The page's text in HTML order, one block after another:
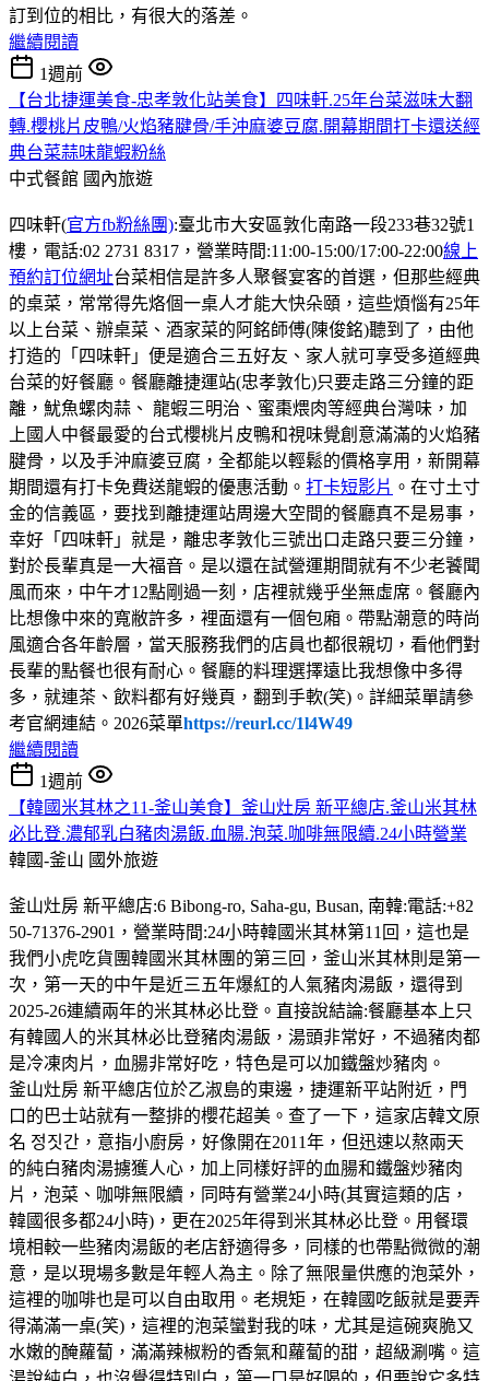
訂到位的相比，有很大的落差。
繼續閱讀
1週前
【台北捷運美食-忠孝敦化站美食】四味軒.25年台菜滋味大翻
轉.櫻桃片皮鴨/火焰豬腱骨/手沖麻婆豆腐.開幕期間打卡還送經
典台菜蒜味龍蝦粉絲
中式餐館 國內旅遊
四味軒(官方fb粉絲團):臺北市大安區敦化南路一段233巷32號1
樓，電話:02 2731 8317，營業時間:11:00-15:00/17:00-22:00線上
預約訂位網址台菜相信是許多人聚餐宴客的首選，但那些經典
的桌菜，常常得先烙個一桌人才能大快朵頤，這些煩惱有25年
以上台菜、辦桌菜、酒家菜的阿銘師傅(陳俊銘)聽到了，由他
打造的「四味軒」便是適合三五好友、家人就可享受多道經典
台菜的好餐廳。餐廳離捷運站(忠孝敦化)只要走路三分鐘的距
離，魷魚螺肉蒜、 龍蝦三明治、蜜棗煨肉等經典台灣味，加
上國人中餐最愛的台式櫻桃片皮鴨和視味覺創意滿滿的火焰豬
腱骨，以及手沖麻婆豆腐，全都能以輕鬆的價格享用，新開幕
期間還有打卡免費送龍蝦的優惠活動。 打卡短影片 。在寸土寸
金的信義區，要找到離捷運站周邊大空間的餐廳真不是易事，
幸好「四味軒」就是，離忠孝敦化三號出口走路只要三分鐘，
對於長輩真是一大福音。是以還在試營運期間就有不少老饕聞
風而來，中午才12點剛過一刻，店裡就幾乎坐無虛席。餐廳內
比想像中來的寬敝許多，裡面還有一個包廂。帶點潮意的時尚
風適合各年齡層，當天服務我們的店員也都很親切，看他們對
長輩的點餐也很有耐心。餐廳的料理選擇遠比我想像中多得
多，就連茶、飲料都有好幾頁，翻到手軟(笑)。詳細菜單請參
考官網連結。2026菜單https://reurl.cc/1l4W49
繼續閱讀
1週前
【韓國米其林之11-釜山美食】釜山灶房 新平總店.釜山米其林
必比登.濃郁乳白豬肉湯飯.血腸.泡菜.咖啡無限續.24小時營業
韓國-釜山 國外旅遊
釜山灶房 新平總店:6 Bibong-ro, Saha-gu, Busan, 南韓:電話:+82
50-71376-2901，營業時間:24小時韓國米其林第11回，這也是
我們小虎吃貨團韓國米其林團的第三回，釜山米其林則是第一
次，第一天的中午是近三五年爆紅的人氣豬肉湯飯，還得到
2025-26連續兩年的米其林必比登。直接說結論:餐廳基本上只
有韓國人的米其林必比登豬肉湯飯，湯頭非常好，不過豬肉都
是冷凍肉片，血腸非常好吃，特色是可以加鐵盤炒豬肉。
釜山灶房 新平總店位於乙淑島的東邊，捷運新平站附近，門
口的巴士站就有一整排的櫻花超美。查了一下，這家店韓文原
名 정짓간，意指小廚房，好像開在2011年，但迅速以熬兩天
的純白豬肉湯擄獲人心，加上同樣好評的血腸和鐵盤炒豬肉
片，泡菜、咖啡無限續，同時有營業24小時(其實這類的店，
韓國很多都24小時)，更在2025年得到米其林必比登。用餐環
境相較一些豬肉湯飯的老店舒適得多，同樣的也帶點微微的潮
意，是以現場多數是年輕人為主。除了無限量供應的泡菜外，
這裡的咖啡也是可以自由取用。老規矩，在韓國吃飯就是要弄
得滿滿一桌(笑)，這裡的泡菜蠻對我的味，尤其是這碗爽脆又
水嫩的醃蘿蔔，滿滿辣椒粉的香氣和蘿蔔的甜，超級涮嘴。這